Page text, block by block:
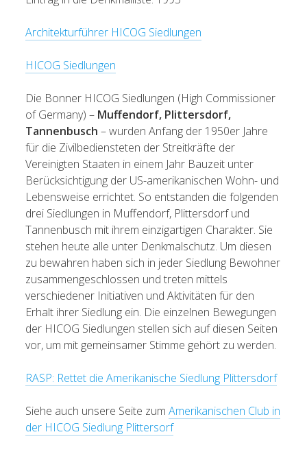
Architekturführer HICOG Siedlungen
HICOG Siedlungen
Die Bonner HICOG Siedlungen (High Commissioner
of Germany) – Muffendorf, Plittersdorf,
Tannenbusch – wurden Anfang der 1950er Jahre
für die Zivilbediensteten der Streitkräfte der
Vereinigten Staaten in einem Jahr Bauzeit unter
Berücksichtigung der US-amerikanischen Wohn- und
Lebensweise errichtet. So entstanden die folgenden
drei Siedlungen in Muffendorf, Plittersdorf und
Tannenbusch mit ihrem einzigartigen Charakter. Sie
stehen heute alle unter Denkmalschutz. Um diesen
zu bewahren haben sich in jeder Siedlung Bewohner
zusammengeschlossen und treten mittels
verschiedener Initiativen und Aktivitäten für den
Erhalt ihrer Siedlung ein. Die einzelnen Bewegungen
der HICOG Siedlungen stellen sich auf diesen Seiten
vor, um mit gemeinsamer Stimme gehört zu werden.
RASP: Rettet die Amerikanische Siedlung Plittersdorf
Siehe auch unsere Seite zumAmerikanischen Club in
der HICOG Siedlung Plittersorf